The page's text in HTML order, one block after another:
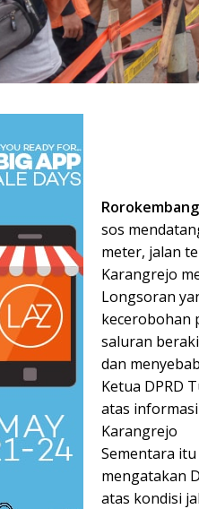
sos
meter, jalan
Karangrejo
Longsoran
kecerobohan
saluran
dan
Ketua DPRD
atas
Karangrejo
Sementara
mengatakan
atas kondisi